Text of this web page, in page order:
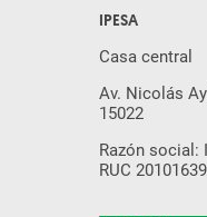
IPESA
Casa central
Av. Nicolás
15022
Razón social:
RUC